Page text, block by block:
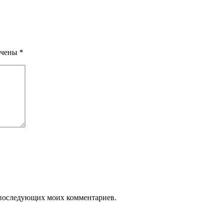
*
моих комментариев.